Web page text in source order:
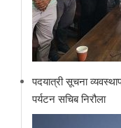
पदयात्री सूचना
पर्यटन सचिब निरौला